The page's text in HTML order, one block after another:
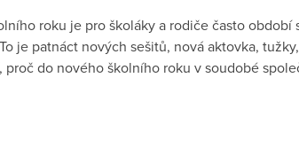
roku je pro školáky a rodiče často období
je patnáct nových sešitů, nová aktovka,
do nového školního roku v soudobé